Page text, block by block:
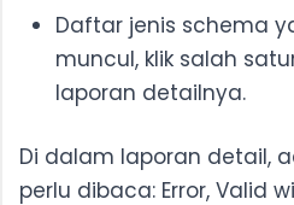
Daftar jenis schema
muncul, klik salah
laporan detailnya.
Di dalam laporan detail,
perlu dibaca: Error, Valid